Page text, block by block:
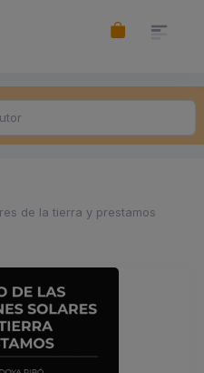
de la tierra y prestamos